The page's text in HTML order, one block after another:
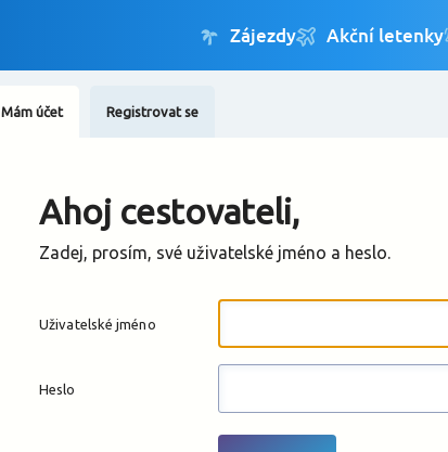
Mám účet Registrovat se
Ahoj cestovateli,
Zadej, prosím, své uživatelské jméno a heslo.
Uživatelské jméno
Heslo